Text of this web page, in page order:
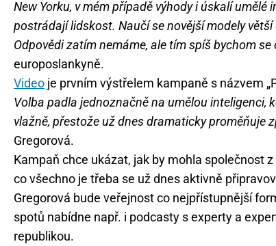
New Yorku, v mém případě výhody i úskalí
postrádají lidskost. Naučí se novější modely
Odpovědi zatím nemáme, ale tím spíš bychom
europoslankyně.
Video je prvním výstřelem kampaně s názvem
Volba padla jednoznačně na umělou inteligenci,
vlažně, přestože už dnes dramaticky proměňuje
Gregorová.
Kampaň chce ukázat, jak by mohla společnost
co všechno je třeba se už dnes aktivně
Gregorová bude veřejnost co nejpřístupnější
spotů nabídne např. i podcasty s experty a
republikou.